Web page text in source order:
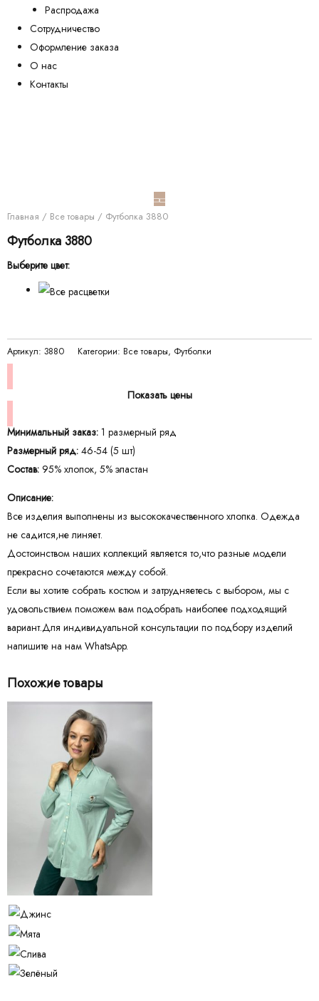
Распродажа
Сотрудничество
Оформление заказа
О нас
Контакты
Главная / Все товары / Футболка 3880
Футболка 3880
Выберите цвет:
Артикул: 3880 Категории: Все товары, Футболки
Показать цены
Минимальный заказ: 1 размерный ряд
Размерный ряд: 46-54 (5 шт)
Состав: 95% хлопок, 5% эластан
Описание:
Все изделия выполнены из высококачественного хлопка. Одежда
не садится,не линяет.
Достоинством наших коллекций является то,что разные модели
прекрасно сочетаются между собой.
Если вы хотите собрать костюм и затрудняетесь с выбором, мы с
удовольствием поможем вам подобрать наиболее подходящий
вариант.Для индивидуальной консультации по подбору изделий
напишите на нам WhatsApp.
Похожие товары